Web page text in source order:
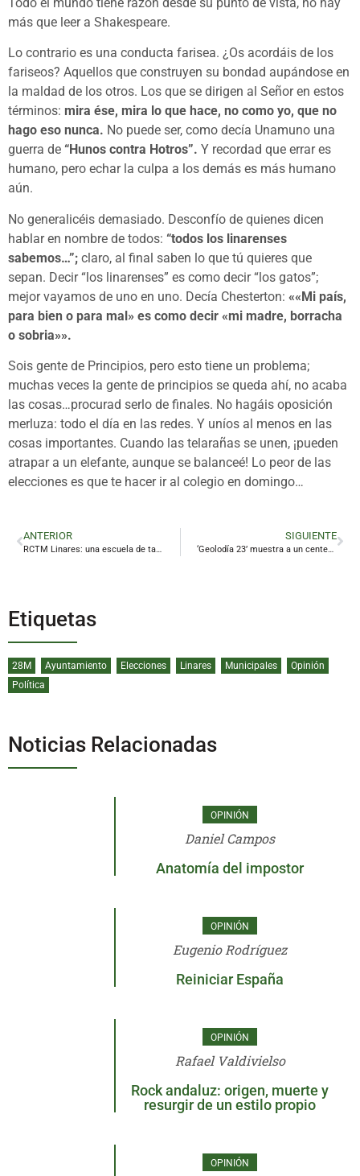
más que leer a Shakespeare.
Lo contrario es una conducta farisea. ¿Os acordáis de los
fariseos? Aquellos que construyen su bondad aupándose en
la maldad de los otros. Los que se dirigen al Señor en estos
términos: mira ése, mira lo que hace, no como yo, que no
hago eso nunca. No puede ser, como decía Unamuno una
guerra de “Hunos contra Hotros”. Y recordad que errar es
humano, pero echar la culpa a los demás es más humano
aún.
No generalicéis demasiado. Desconfío de quienes dicen
hablar en nombre de todos: “todos los linarenses
sabemos…”; claro, al final saben lo que tú quieres que
sepan. Decir “los linarenses” es como decir “los gatos”;
mejor vayamos de uno en uno. Decía Chesterton: ««Mi país,
para bien o para mal» es como decir «mi madre, borracha
o sobria»».
Sois gente de Principios, pero esto tiene un problema;
muchas veces la gente de principios se queda ahí, no acaba
las cosas…procurad serlo de finales. No hagáis oposición
merluza: todo el día en las redes. Y uníos al menos en las
cosas importantes. Cuando las telarañas se unen, ¡pueden
atrapar a un elefante, aunque se balanceé! Lo peor de las
elecciones es que te hacer ir al colegio en domingo…
ANTERIOR SIGUIENTE
‘Geolodía 23’ muestra a un centenar de personas el secreto de la cuenca minera de Linares
Etiquetas
28M Ayuntamiento Elecciones Linares Municipales
Opinión
Política
Noticias Relacionadas
OPINIÓN
Daniel Campos
Anatomía del impostor
OPINIÓN
Eugenio Rodríguez
Reiniciar España
OPINIÓN
Rafael Valdivielso
Rock andaluz: origen, muerte y
resurgir de un estilo propio
OPINIÓN